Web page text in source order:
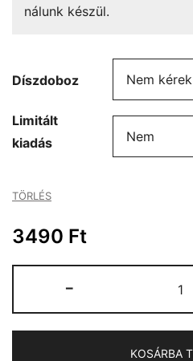
nálunk készül.
Díszdoboz
Limitált
kiadás
TÖRLÉS
3490 Ft
-
KOSÁRBA